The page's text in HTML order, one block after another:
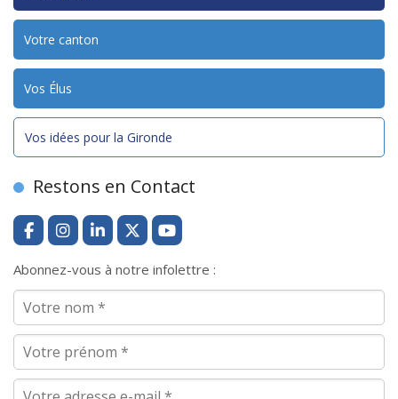
Votre canton
Vos Élus
Vos idées pour la Gironde
Restons en Contact
Abonnez-vous à notre infolettre :